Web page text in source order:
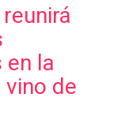
en la
de